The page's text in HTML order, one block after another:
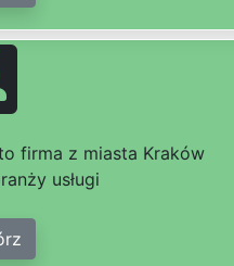
firma z miasta Kraków
usługi